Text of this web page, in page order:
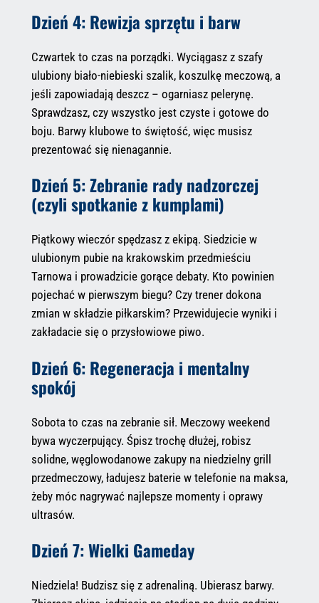
Dzień 4: Rewizja sprzętu i barw
Czwartek to czas na porządki. Wyciągasz z szafy
ulubiony biało-niebieski szalik, koszulkę meczową, a
jeśli zapowiadają deszcz – ogarniasz pelerynę.
Sprawdzasz, czy wszystko jest czyste i gotowe do
boju. Barwy klubowe to świętość, więc musisz
prezentować się nienagannie.
Dzień 5: Zebranie rady nadzorczej
(czyli spotkanie z kumplami)
Piątkowy wieczór spędzasz z ekipą. Siedzicie w
ulubionym pubie na krakowskim przedmieściu
Tarnowa i prowadzicie gorące debaty. Kto powinien
pojechać w pierwszym biegu? Czy trener dokona
zmian w składzie piłkarskim? Przewidujecie wyniki i
zakładacie się o przysłowiowe piwo.
Dzień 6: Regeneracja i mentalny
spokój
Sobota to czas na zebranie sił. Meczowy weekend
bywa wyczerpujący. Śpisz trochę dłużej, robisz
solidne, węglowodanowe zakupy na niedzielny grill
przedmeczowy, ładujesz baterie w telefonie na maksa,
żeby móc nagrywać najlepsze momenty i oprawy
ultrasów.
Dzień 7: Wielki Gameday
Niedziela! Budzisz się z adrenaliną. Ubierasz barwy.